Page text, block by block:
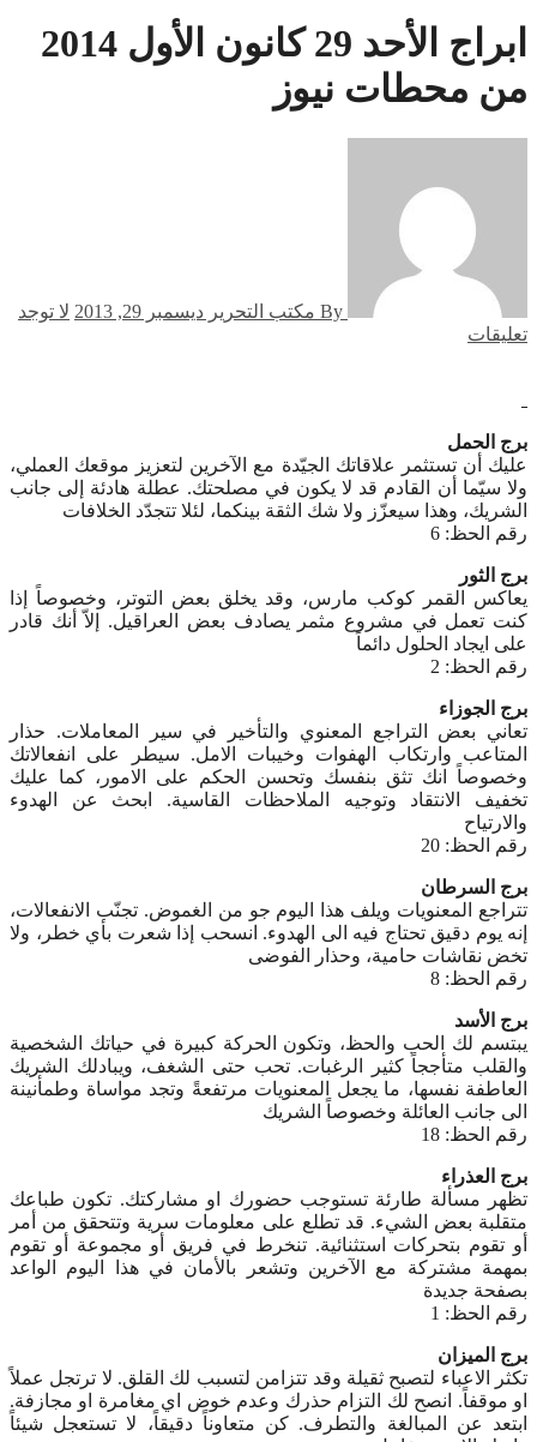
ابراج الأحد 29 كانون الأول 2014
من محطات نيوز
ديسمبر 29, 2013
لا توجد
تعليقات
برج الحمل
عليك أن تستثمر علاقاتك الجيّدة مع الآخرين لتعزيز موقعك العملي،
ولا سيّما أن القادم قد لا يكون في مصلحتك. عطلة هادئة إلى جانب
الشريك، وهذا سيعزّز ولا شك الثقة بينكما، لئلا تتجدّد الخلافات
رقم الحظ: 6
برج الثور
يعاكس القمر كوكب مارس، وقد يخلق بعض التوتر، وخصوصاً إذا
كنت تعمل في مشروع مثمر يصادف بعض العراقيل. إلاّ أنك قادر
على ايجاد الحلول دائماً
رقم الحظ: 2
برج الجوزاء
تعاني بعض التراجع المعنوي والتأخير في سير المعاملات. حذار
المتاعب وارتكاب الهفوات وخيبات الامل. سيطر على انفعالاتك
وخصوصاً انك تثق بنفسك وتحسن الحكم على الامور، كما عليك
تخفيف الانتقاد وتوجيه الملاحظات القاسية. ابحث عن الهدوء
والارتياح
رقم الحظ: 20
برج السرطان
تتراجع المعنويات ويلف هذا اليوم جو من الغموض. تجنّب الانفعالات،
إنه يوم دقيق تحتاج فيه الى الهدوء. انسحب إذا شعرت بأي خطر، ولا
تخض نقاشات حامية، وحذار الفوضى
رقم الحظ: 8
برج الأسد
يبتسم لك الحب والحظ، وتكون الحركة كبيرة في حياتك الشخصية
والقلب متأججاً كثير الرغبات. تحب حتى الشغف، ويبادلك الشريك
العاطفة نفسها، ما يجعل المعنويات مرتفعةً وتجد مواساة وطمأنينة
الى جانب العائلة وخصوصاً الشريك
رقم الحظ: 18
برج العذراء
تظهر مسألة طارئة تستوجب حضورك او مشاركتك. تكون طباعك
متقلبة بعض الشيء. قد تطلع على معلومات سرية وتتحقق من أمر
أو تقوم بتحركات استثنائية. تنخرط في فريق أو مجموعة أو تقوم
بمهمة مشتركة مع الآخرين وتشعر بالأمان في هذا اليوم الواعد
بصفحة جديدة
رقم الحظ: 1
برج الميزان
تكثر الاعباء لتصبح ثقيلة وقد تتزامن لتسبب لك القلق. لا ترتجل عملاً
او موقفاً. انصح لك التزام حذرك وعدم خوض اي مغامرة او مجازفة.
ابتعد عن المبالغة والتطرف. كن متعاوناً دقيقاً، لا تستعجل شيئاً